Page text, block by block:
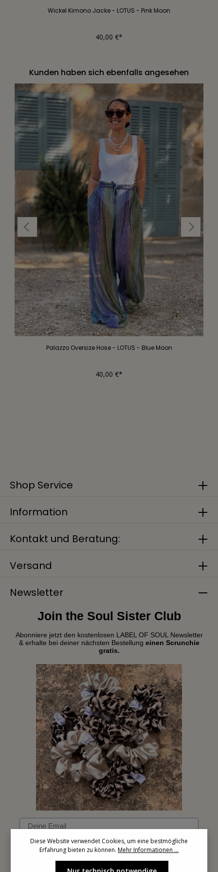
Wickel Kimono Jacke - LOTUS - Pink Moon
40,00 €*
Kunden haben sich ebenfalls angesehen
Palazzo Oversize Hose - LOTUS - Blue Moon
40,00 €*
Kontakt und Beratung:
Versand
Newsletter
Join the Soul Sister Club
Abonniere jetzt den kostenlosen LABEL OF SOUL Newsletter
& erhalte bei deiner nächsten Bestellung einen Scrunchie
gratis.
Email
Shop Service
Information
Diese Website verwendet Cookies, um eine bestmögliche
Erfahrung bieten zu können. Mehr Informationen ...